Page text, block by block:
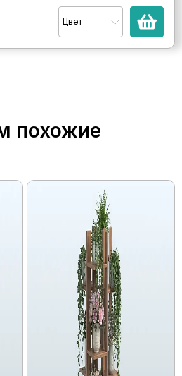
Цвет
похожие